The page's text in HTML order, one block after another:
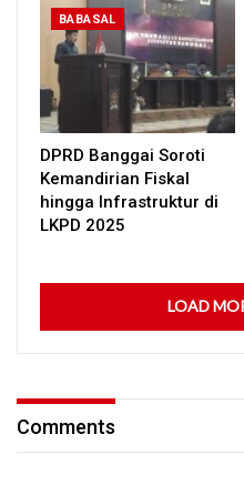
BABASAL
DPRD Banggai Soroti
Kemandirian Fiskal
hingga Infrastruktur di
LKPD 2025
LOAD
Comments